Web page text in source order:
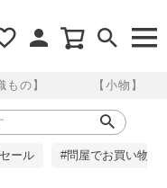
もの】 【小物】
ール #問屋でお買い物